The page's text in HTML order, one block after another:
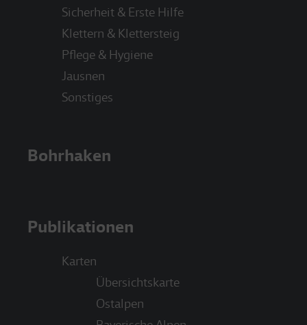
Sicherheit & Erste Hilfe
Klettern & Klettersteig
Pflege & Hygiene
Jausnen
Sonstiges
Bohrhaken
Publikationen
Karten
Übersichtskarte
Ostalpen